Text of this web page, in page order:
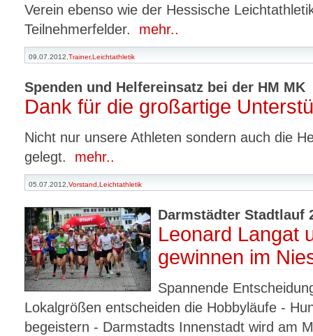
Verein ebenso wie der Hessische
Teilnehmerfelder. mehr..
09.07.2012, Trainer,Leichtathletik
Spenden und Helfereinsatz bei der HM MK
Dank für die großartige
Nicht nur unsere Athleten sondern auch die
gelegt. mehr..
05.07.2012, Vorstand Leichtathletik
Darmstädter Stadtlauf
Leonard Langat
gewinnen im
Spannende
Lokalgrößen entscheiden die Hobbyläufe -
begeistern - Darmstadts Innenstadt wird am